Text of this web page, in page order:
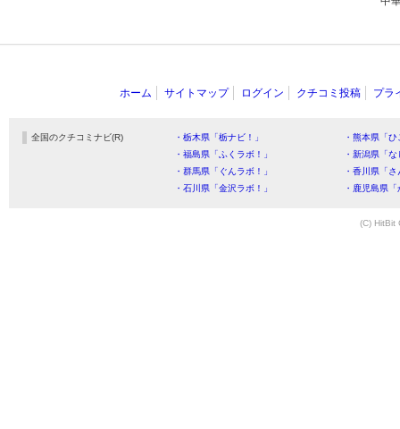
ホーム サイトマップ ログイン クチコミ投稿 プラ
全国のクチコミナビ(R) ・栃木県「栃ナビ！」
・熊本県「
・福島県「ふくラボ！」
・新潟県「
・群馬県「ぐんラボ！」
・香川県「
・石川県「金沢ラボ！」
・鹿児島県
(C) HitBit